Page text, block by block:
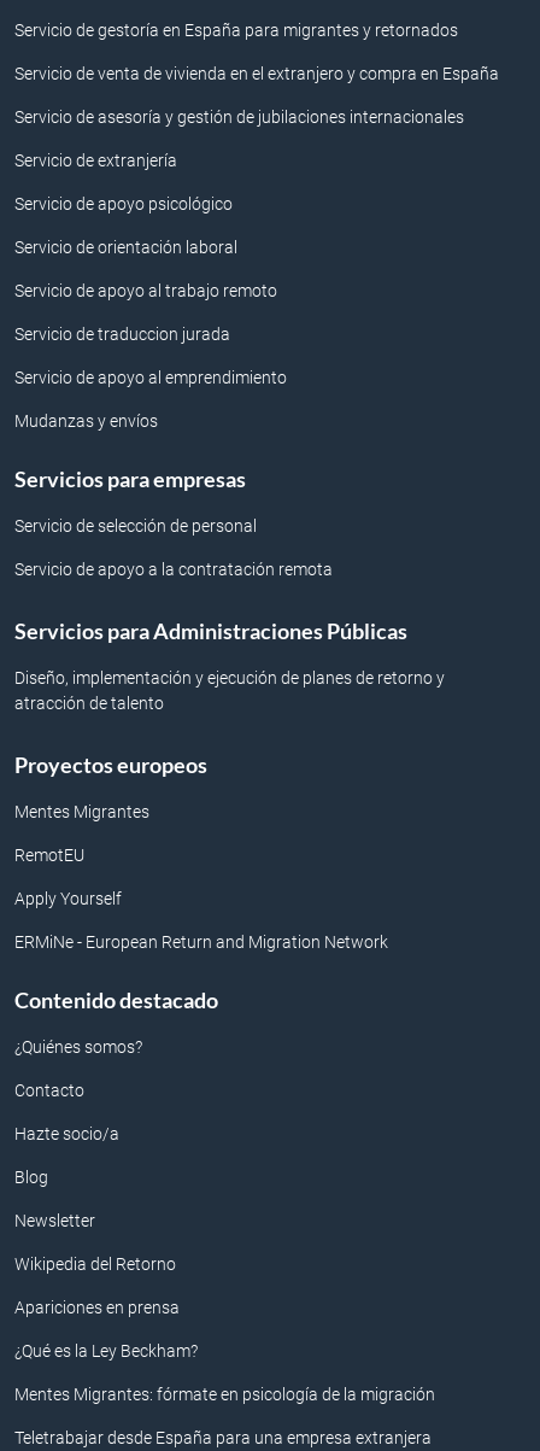
Servicio de gestoría en España para migrantes y retornados
Servicio de venta de vivienda en el extranjero y compra en España
Servicio de asesoría y gestión de jubilaciones internacionales
Servicio de extranjería
Servicio de apoyo psicológico
Servicio de orientación laboral
Servicio de apoyo al trabajo remoto
Servicio de traduccion jurada
Servicio de apoyo al emprendimiento
Mudanzas y envíos
Servicios para empresas
Servicio de selección de personal
Servicio de apoyo a la contratación remota
Servicios para Administraciones Públicas
Diseño, implementación y ejecución de planes de retorno y
atracción de talento
Proyectos europeos
Mentes Migrantes
RemotEU
Apply Yourself
ERMiNe - European Return and Migration Network
Contenido destacado
¿Quiénes somos?
Contacto
Hazte socio/a
Blog
Newsletter
Wikipedia del Retorno
Apariciones en prensa
¿Qué es la Ley Beckham?
Mentes Migrantes: fórmate en psicología de la migración
Teletrabajar desde España para una empresa extranjera